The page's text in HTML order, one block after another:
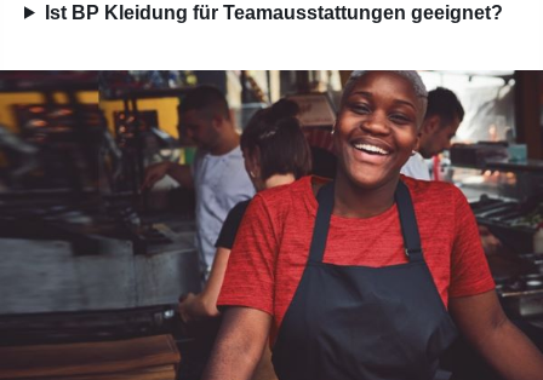
Ist BP Kleidung für Teamausstattungen geeignet?